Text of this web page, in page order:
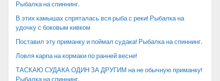
Рыбалка на спиннинг.
В этих камышах спряталась вся рыба с реки! Рыбалка на
удочку с боковым кивком
Поставил эту приманку и поймал судака! Рыбалка на спиннинг.
Ловля карпа на кормаки по ранней весне!
ТАСКАЮ СУДАКА ОДИН ЗА ДРУГИМ на не обычную приманку!
Рыбалка на спиннинг.